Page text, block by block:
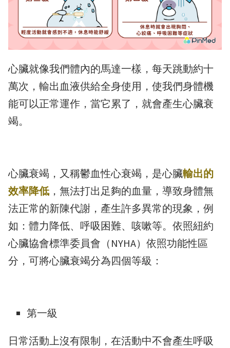
心臟就像我們體內的馬達一樣，每天跳動約十
萬次，輸出血液供給全身使用，使我們身體機
能可以正常運作，當它累了，就會產生心臟衰
竭。
心臟衰竭，又稱鬱血性心衰竭，是心臟輸出的
效率降低 ，無法打出足夠的血量，導致身體無
法正常的新陳代謝，產生許多異常的現象，例
如：體力降低、呼吸困難、咳嗽等。依照紐約
心臟協會標準委員會（NYHA）依照功能性區
分，可將心臟衰竭分為四個等級：
第一級
日常活動上沒有限制，在活動中不會產生呼吸